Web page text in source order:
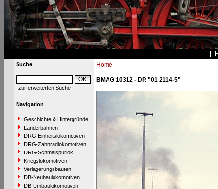
Suche
zur erweiterten Suche
Navigation
Geschichte & Hintergründe
Länderbahnen
DRG-Einheitslokomotiven
DRG-Zahnradlokomotiven
DRG-Schmalspurlok.
Kriegslokomotiven
Verlagerungsbauten
DB-Neubaulokomotiven
DB-Umbaulokomotiven
Home
BMAG 10312 - DR "01 2114-5"